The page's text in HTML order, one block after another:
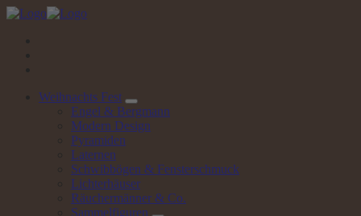
Springe
Weihnachts Fest
Engel & Bergmann
Modern Design
Pyramiden
Laternen
Schwibbögen & Fensterschmuck
Lichterhäuser
Räuchermänner & Co.
Sammelfiguren